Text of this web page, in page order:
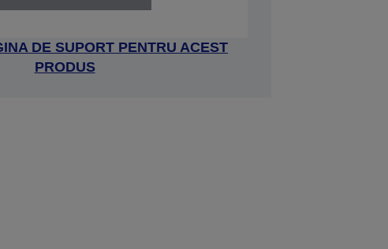
DE SUPORT PENTRU ACEST
PRODUS